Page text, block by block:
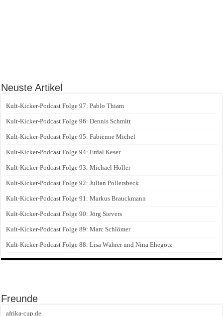
Neuste Artikel
Kult-Kicker-Podcast Folge 97: Pablo Thiam
Kult-Kicker-Podcast Folge 96: Dennis Schmitt
Kult-Kicker-Podcast Folge 95: Fabienne Michel
Kult-Kicker-Podcast Folge 94: Erdal Keser
Kult-Kicker-Podcast Folge 93: Michael Höller
Kult-Kicker-Podcast Folge 92: Julian Pollersbeck
Kult-Kicker-Podcast Folge 91: Markus Brauckmann
Kult-Kicker-Podcast Folge 90: Jörg Sievers
Kult-Kicker-Podcast Folge 89: Marc Schlömer
Kult-Kicker-Podcast Folge 88: Lisa Währer und Nina Ehegötz
Freunde
afrika-cup.de